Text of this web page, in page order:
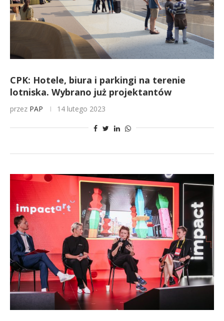
CPK: Hotele, biura i parkingi na terenie
lotniska. Wybrano już projektantów
przez PAP 14 lutego 2023